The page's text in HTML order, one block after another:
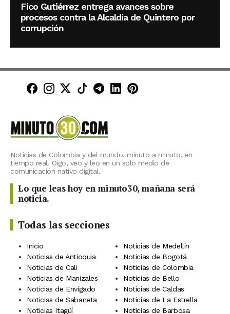
Fico Gutiérrez entrega avances sobre
procesos contra la Alcaldía de Quintero por
corrupción
Minuto30 en Facebook
Minuto30 en Instagram
Minuto30 en X (Twitter)
Minuto30 en TikTok
Canal de Minuto30 en
Minuto30 en LinkedIn
Minuto30 en
Noticias de Colombia y del mundo, minuto a minuto, en
tiempo real. Oigo, veo y leo en un solo medio de
comunicación nativo digital.
Lo que leas hoy en minuto30, mañana será
noticia.
Todas las secciones
Inicio
Noticias de Medellín
Noticias de Antioquia
Noticias de Bogotá
Noticias de Cali
Noticias de Colombia
Noticias de Manizales
Noticias de Bello
Noticias de Envigado
Noticias de Caldas
Noticias de Sabaneta
Noticias de La Estrella
Noticias Itagüí
Noticias de Barbosa